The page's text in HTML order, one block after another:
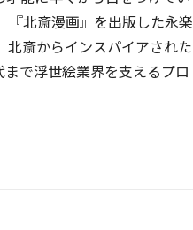
『北斎漫画』を出版した永楽
斎からインスパイアされた
で浮世絵業界を支えるプロ